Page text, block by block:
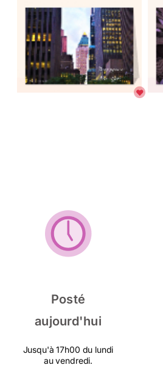
Posté
aujourd'hui
Jusqu'à 17h00 du lundi
au vendredi.